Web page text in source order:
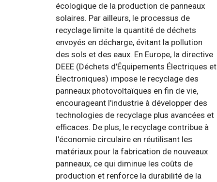
écologique de la production de panneaux
solaires. Par ailleurs, le processus de
recyclage limite la quantité de déchets
envoyés en décharge, évitant la pollution
des sols et des eaux. En Europe, la directive
DEEE (Déchets d'Équipements Électriques et
Électroniques) impose le recyclage des
panneaux photovoltaïques en fin de vie,
encourageant l'industrie à développer des
technologies de recyclage plus avancées et
efficaces. De plus, le recyclage contribue à
l'économie circulaire en réutilisant les
matériaux pour la fabrication de nouveaux
panneaux, ce qui diminue les coûts de
production et renforce la durabilité de la